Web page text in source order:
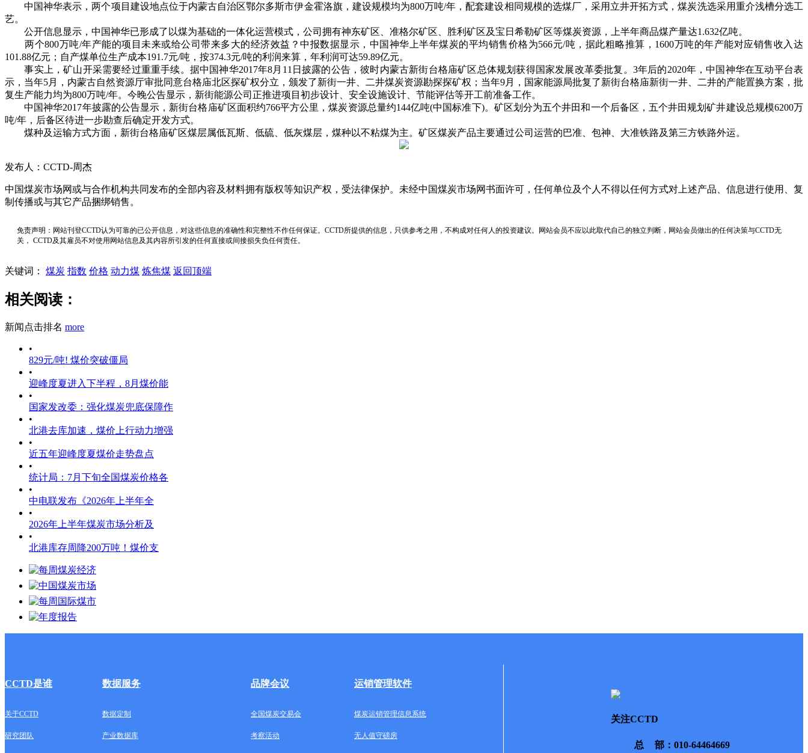
中国神华表示，两个项目建设地点位于内蒙古自治区鄂尔多斯市伊金霍洛旗，建设规模均为800万吨/年，配套建设相同规模的选煤厂，采用立井开拓方式，煤炭洗选采用重介浅槽分选工
艺。
公开信息显示，中国神华已形成了以煤为基础的一体化运营模式，公司拥有神东矿区、准格尔矿区、胜利矿区及宝日希勒矿区等煤炭资源，上半年商品煤产量达1.632亿吨。
两个800万吨/年产能的项目未来或给公司带来多大的经济效益？中报数据显示，中国神华上半年煤炭的平均销售价格为566元/吨，据此粗略推算，1600万吨的年产能对应销售收入达
101.88亿元；自产煤单位生产成本191.7元/吨，按374.3元/吨的利润来算，年利润可达59.89亿元。
事实上，矿山开采需要经过重重手续。据中国神华2017年8月11日披露的公告，彼时内蒙古新街台格庙矿区总体规划获得国家发展改革委批复。3年后的2020年，中国神华在互动平台表
示，当年5月，内蒙古自然资源厅审批同意台格庙北区探矿权分立，颁发了新街一井、二井煤炭资源勘探探矿权；当年9月，国家能源局批复了新街台格庙新街一井、二井的产能置换方案，批
复生产能力均为800万吨/年。今晚公告显示，新街能源公司正推进项目初步设计、安全设施设计、节能评估等开工前准备工作。
中国神华2017年披露的公告显示，新街台格庙矿区面积约766平方公里，煤炭资源总量约144亿吨(中国标准下)。矿区划分为五个井田和一个后备区，五个井田规划矿井建设总规模6200万
吨/年，后备区待进一步勘查后确定开发方式。
煤种及运输方式方面，新街台格庙矿区煤层属低瓦斯、低硫、低灰煤层，煤种以不粘煤为主。矿区煤炭产品主要通过公司运营的巴准、包神、大准铁路及第三方铁路外运。
发布人：CCTD-周杰
中国煤炭市场网或与合作机构共同发布的全部内容及材料拥有版权等知识产权，受法律保护。未经中国煤炭市场网书面许可，任何单位及个人不得以任何方式对上述产品、信息进行使用、复
制传播或与其它产品捆绑销售。
免责声明：网站刊登CCTD认为可靠的已公开信息，对这些信息的准确性和完整性不作任何保证。CCTD所提供的信息，只供参考之用，不构成对任何人的投资建议。网站会员不应以此取代自己的独立判断，网站会员做出的任何决策与CCTD无
关， CCTD及其雇员不对使用网站信息及其内容所引发的任何直接或间接损失负任何责任。
关键词： 煤炭 指数 价格 动力煤 炼焦煤 返回顶端
相关阅读：
新闻点击排名 more
•
829元/吨! 煤价突破僵局
•
迎峰度夏进入下半程，8月煤价能
•
国家发改委：强化煤炭兜底保障作
•
北港去库加速，煤价上行动力增强
•
近五年迎峰度夏煤价走势盘点
•
统计局：7月下旬全国煤炭价格各
•
中电联发布《2026年上半年全
•
2026年上半年煤炭市场分析及
•
北港库存周降200万吨！煤价支
CCTD是谁 数据服务 品牌会议 运销管理软件
关于CCTD 数据定制 全国煤炭交易会 煤炭运销管理信息系统
研究团队 产业数据库 考察活动 无人值守磅房
关注CCTD
总部 ：010-64464669